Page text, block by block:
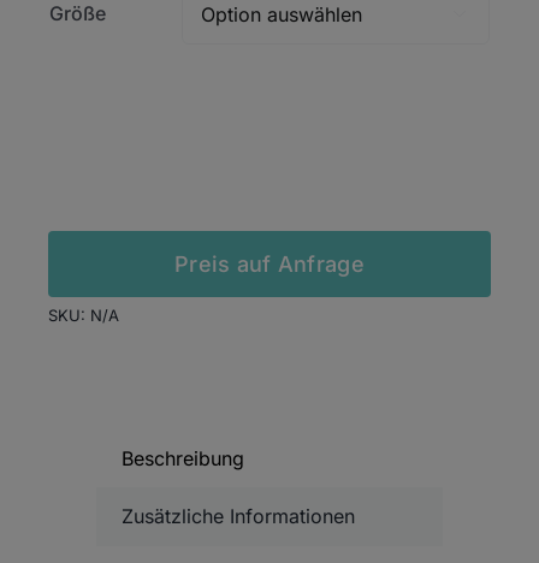
Größe
Preis auf Anfrage
SKU: N/A
Beschreibung
Zusätzliche Informationen